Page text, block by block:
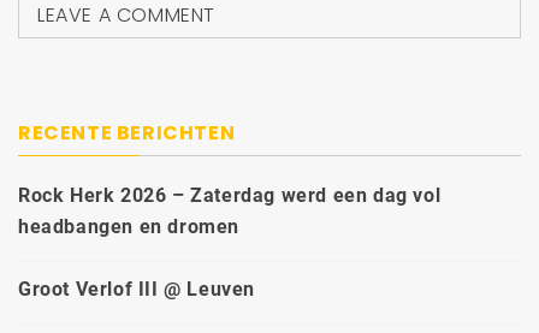
LEAVE A COMMENT
RECENTE BERICHTEN
Rock Herk 2026 – Zaterdag werd een dag vol
headbangen en dromen
Groot Verlof III @ Leuven